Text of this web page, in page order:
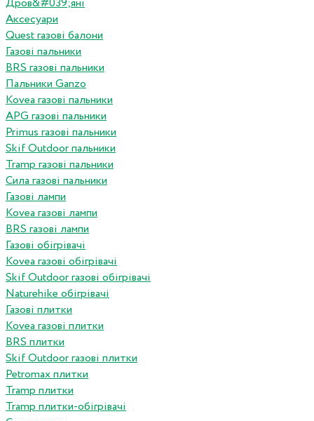
Дров&#039;яні
Аксесуари
Quest газові балони
Газові пальники
BRS газові пальники
Пальники Ganzo
Kovea газові пальники
APG газові пальники
Primus газові пальники
Skif Outdoor пальники
Tramp газові пальники
Сила газові пальники
Газові лампи
Kovea газові лампи
BRS газові лампи
Газові обігрівачі
Kovea газові обігрівачі
Skif Outdoor газові обігрівачі
Naturehike обігрівачі
Газові плитки
Kovea газові плитки
BRS плитки
Skif Outdoor газові плитки
Petromax плитки
Tramp плитки
Tramp плитки-обігрівачі